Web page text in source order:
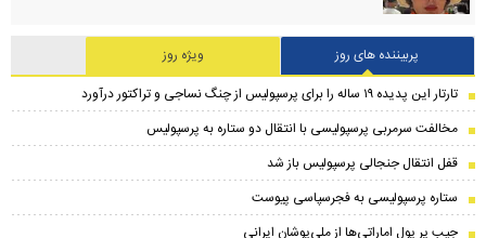
پربیننده های روز
ویژه روز
تارتار این پدیده ۱۹ ساله را برای پرسپولیس از چنگ نساجی و تراکتور درآورد
مخالفت سرمربی پرسپولیسی با انتقال دو ستاره به پرسپولیس
قفل انتقال جنجالی پرسپولیس باز شد
ستاره پرسپولیسی به فجرسپاسی پیوست
جیب پر پول اماراتی‌ها از ملی‌پوشان ایرانی